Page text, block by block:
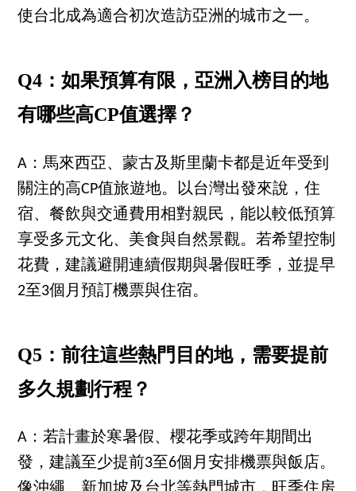
使台北成為適合初次造訪亞洲的城市之一。
Q4：如果預算有限，亞洲入榜目的地
有哪些高CP值選擇？
A：馬來西亞、蒙古及斯里蘭卡都是近年受到
關注的高CP值旅遊地。以台灣出發來說，住
宿、餐飲與交通費用相對親民，能以較低預算
享受多元文化、美食與自然景觀。若希望控制
花費，建議避開連續假期與暑假旺季，並提早
2至3個月預訂機票與住宿。
Q5：前往這些熱門目的地，需要提前
多久規劃行程？
A：若計畫於寒暑假、櫻花季或跨年期間出
發，建議至少提前3至6個月安排機票與飯店。